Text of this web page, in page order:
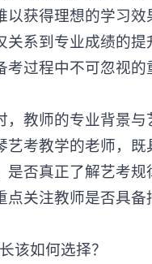
获得理想的学习
系到专业成绩的提
过程中不可忽视的
教师的专业背景与
考教学的老师，
否真正了解艺考
关注教师是否具备